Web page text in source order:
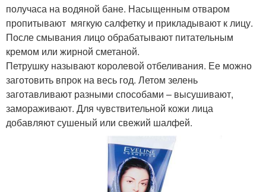
получаса на водяной бане. Насыщенным отваром
пропитывают мягкую салфетку и прикладывают к лицу.
После смывания лицо обрабатывают питательным
кремом или жирной сметаной.
Петрушку называют королевой отбеливания. Ее можно
заготовить впрок на весь год. Летом зелень
заготавливают разными способами – высушивают,
замораживают. Для чувствительной кожи лица
добавляют сушеный или свежий шалфей.